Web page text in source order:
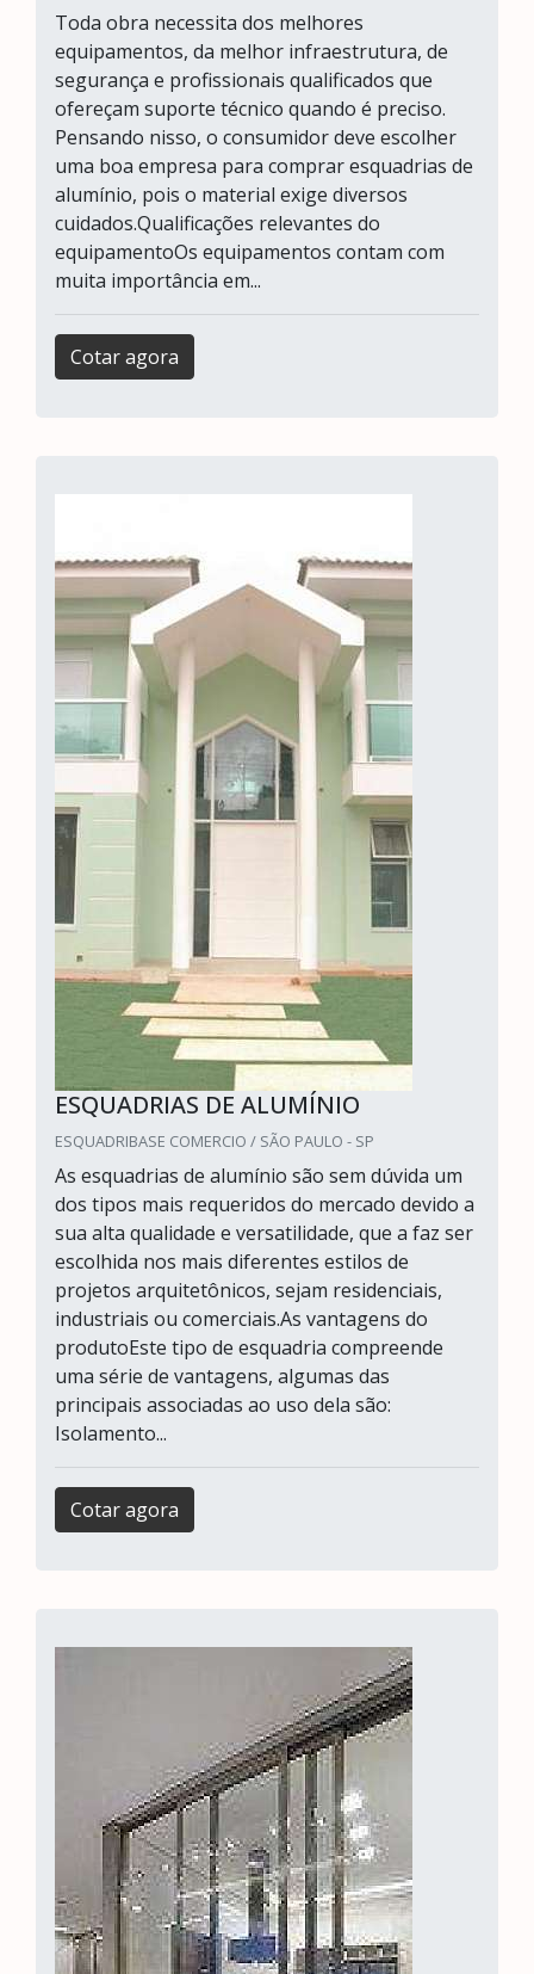
Toda obra necessita dos melhores
equipamentos, da melhor infraestrutura, de
segurança e profissionais qualificados que
ofereçam suporte técnico quando é preciso.
Pensando nisso, o consumidor deve escolher
uma boa empresa para comprar esquadrias de
alumínio, pois o material exige diversos
cuidados.Qualificações relevantes do
equipamentoOs equipamentos contam com
muita importância em...
Cotar agora
ESQUADRIAS DE ALUMÍNIO
ESQUADRIBASE COMERCIO / SÃO PAULO - SP
As esquadrias de alumínio são sem dúvida um
dos tipos mais requeridos do mercado devido a
sua alta qualidade e versatilidade, que a faz ser
escolhida nos mais diferentes estilos de
projetos arquitetônicos, sejam residenciais,
industriais ou comerciais.As vantagens do
produtoEste tipo de esquadria compreende
uma série de vantagens, algumas das
principais associadas ao uso dela são:
Isolamento...
Cotar agora